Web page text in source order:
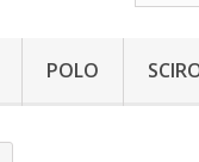
POLO